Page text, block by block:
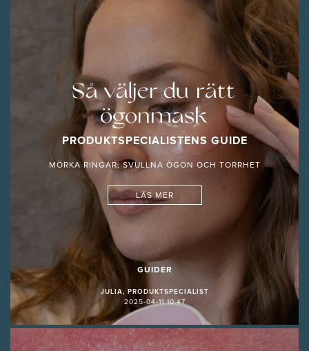
Så väljer du rätt
ögonmask
PRODUKTSPECIALISTENS GUIDE
MÖRKA RINGAR, SVULLNA ÖGON OCH TORRHET
LÄS MER
GUIDER
JULIA, PRODUKTSPECIALIST
2025-04-11 10:47